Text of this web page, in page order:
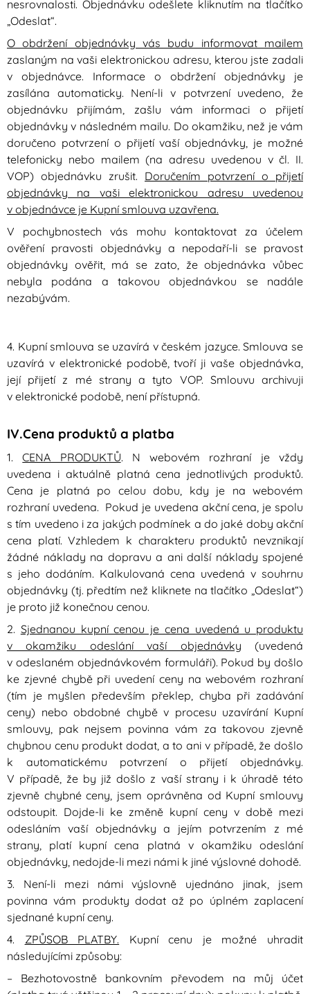
nesrovnalosti. Objednávku odešlete kliknutím na tlačítko
„Odeslat“.
O obdržení objednávky vás budu informovat mailem
zaslaným na vaši elektronickou adresu, kterou jste zadali
v objednávce. Informace o obdržení objednávky je
zasílána automaticky. Není-li v potvrzení uvedeno, že
objednávku přijímám, zašlu vám informaci o přijetí
objednávky v následném mailu. Do okamžiku, než je vám
doručeno potvrzení o přijetí vaší objednávky, je možné
telefonicky nebo mailem (na adresu uvedenou v čl. II.
VOP) objednávku zrušit. Doručením potvrzení o přijetí
objednávky na vaši elektronickou adresu uvedenou
v objednávce je Kupní smlouva uzavřena.
V pochybnostech vás mohu kontaktovat za účelem
ověření pravosti objednávky a nepodaří-li se pravost
objednávky ověřit, má se zato, že objednávka vůbec
nebyla podána a takovou objednávkou se nadále
nezabývám.
4. Kupní smlouva se uzavírá v českém jazyce. Smlouva se
uzavírá v elektronické podobě, tvoří ji vaše objednávka,
její přijetí z mé strany a tyto VOP. Smlouvu archivuji
v elektronické podobě, není přístupná.
IV.Cena produktů a platba
1.CENA PRODUKTŮ. N webovém rozhraní je vždy
uvedena i aktuálně platná cena jednotlivých produktů.
Cena je platná po celou dobu, kdy je na webovém
rozhraní uvedena. Pokud je uvedena akční cena, je spolu
s tím uvedeno i za jakých podmínek a do jaké doby akční
cena platí. Vzhledem k charakteru produktů nevznikají
žádné náklady na dopravu a ani další náklady spojené
s jeho dodáním. Kalkulovaná cena uvedená v souhrnu
objednávky (tj. předtím než kliknete na tlačítko „Odeslat“)
je proto již konečnou cenou.
2. Sjednanou kupní cenou je cena uvedená u produktu
v okamžiku odeslání vaší objednávky (uvedená
v odeslaném objednávkovém formuláři). Pokud by došlo
ke zjevné chybě při uvedení ceny na webovém rozhraní
(tím je myšlen především překlep, chyba při zadávání
ceny) nebo obdobné chybě v procesu uzavírání Kupní
smlouvy, pak nejsem povinna vám za takovou zjevně
chybnou cenu produkt dodat, a to ani v případě, že došlo
k automatickému potvrzení o přijetí objednávky.
V případě, že by již došlo z vaší strany i k úhradě této
zjevně chybné ceny, jsem oprávněna od Kupní smlouvy
odstoupit. Dojde-li ke změně kupní ceny v době mezi
odesláním vaší objednávky a jejím potvrzením z mé
strany, platí kupní cena platná v okamžiku odeslání
objednávky, nedojde-li mezi námi k jiné výslovné dohodě.
3. Není-li mezi námi výslovně ujednáno jinak, jsem
povinna vám produkty dodat až po úplném zaplacení
sjednané kupní ceny.
4. ZPŮSOB PLATBY. Kupní cenu je možné uhradit
následujícími způsoby:
– Bezhotovostně bankovním převodem na můj účet